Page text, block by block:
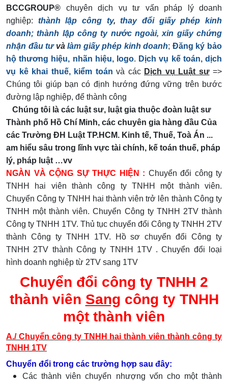
BCCGROUP® chuyên dịch vụ tư vấn pháp lý doanh
nghiệp: thành lập công ty,thay đổi giấy phép kinh
doanh; thành lập công ty nước ngoài, xin giấy chứng
nhận đầu tưvàlàm giấy phép kinh doanh; Đăng ký bảo
hộ thương hiệu, nhãn hiệu, logo. Dịch vụ kế toán, dịch
vụ kê khai thuế, kiểm toán và các Dịch vụ Luật sư=>
Chúng tôi giúp bạn có định hướng đứng vững trên bước
đường lập nghiệp, để thành công
Chúng tôi là các luật sư, luật gia thuộc đoàn luật sư
Thành phố Hồ Chí Minh, các chuyên gia hàng đầu Của
các Trường ĐH Luật TP.HCM. Kinh tế, Thuế, Toà Án ...
am hiểu sâu trong lĩnh vực tài chính, kế toán thuế, pháp
lý, pháp luật …vv
NGÀN VÀ CỘNG SỰ THỰC HIỆN : Chuyển đổi công ty
TNHH hai viên thành công ty
TNHH một thành viên.
Chuyển Công ty TNHH hai thành viên trở lên thành Công ty
TNHH một thành viên. Chuyển Công ty TNHH 2TV thành
Công ty TNHH 1TV. Thủ tục chuyển đổi Công ty TNHH 2TV
thành Công ty TNHH 1TV. Hồ sơ chuyển đổi Công ty
TNHH 2TV thành Công ty TNHH 1TV . Chuyển đổi loại
hình doanh nghiệp từ 2TV sang 1TV
Chuyển đổi công ty TNHH 2
thành viên Sang công ty TNHH
một thành viên
A./ Chuyển công ty TNHH hai thành viên thành công ty
TNHH 1TV
Chuyển đổi trong các trường hợp sau đây:
Các thành viên chuyển nhượng vốn cho một thành